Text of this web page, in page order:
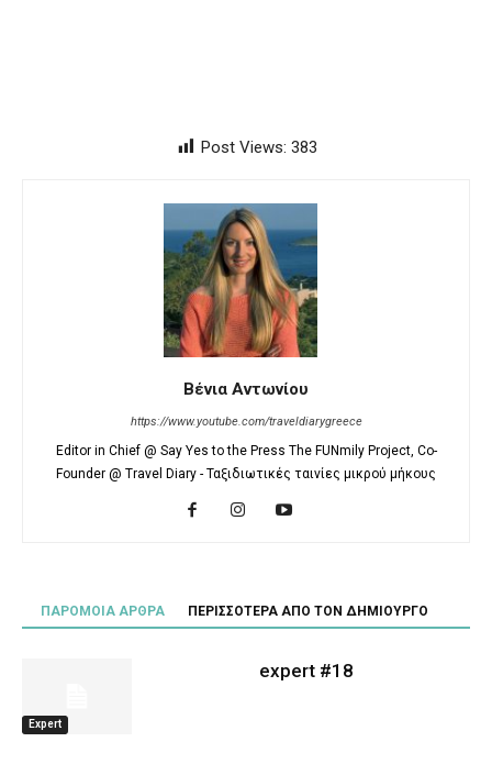
Post Views: 383
Βένια Αντωνίου
https://www.youtube.com/traveldiarygreece
Editor in Chief @ Say Yes to the Press The FUNmily Project, Co-
Founder @ Travel Diary - Ταξιδιωτικές ταινίες μικρού μήκους
ΠΑΡΟΜΟΙΑ ΑΡΘΡΑ ΠΕΡΙΣΣΟΤΕΡΑ ΑΠΟ ΤΟΝ ΔΗΜΙΟΥΡΓΟ
Expert
expert #18